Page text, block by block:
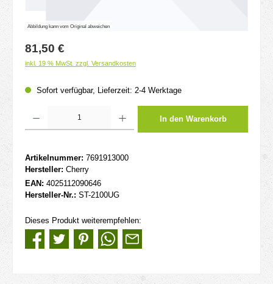
Abbildung kann vom Original abweichen
Regulärer Preis:
81,50 €
inkl. 19 % MwSt. zzgl. Versandkosten
Sofort verfügbar, Lieferzeit: 2-4 Werktage
In den Warenkorb
Artikelnummer: 7691913000
Hersteller: Cherry
EAN: 4025112090646
Hersteller-Nr.: ST-2100UG
Dieses Produkt weiterempfehlen: